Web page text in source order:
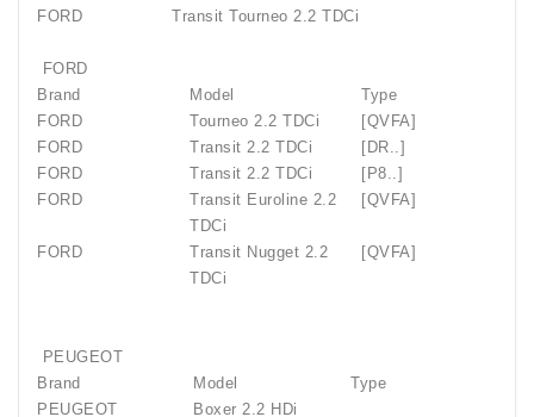
FORD
Transit Tourneo 2.2 TDCi
FORD
Brand
Model
Type
FORD
Tourneo 2.2 TDCi
[QVFA]
FORD
Transit 2.2 TDCi
[DR..]
FORD
Transit 2.2 TDCi
[P8..]
FORD
Transit Euroline 2.2
TDCi
[QVFA]
FORD
Transit Nugget 2.2
TDCi
[QVFA]
PEUGEOT
Brand
Model
Type
PEUGEOT
Boxer 2.2 HDi